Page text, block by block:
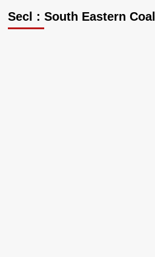
Secl : South Eastern